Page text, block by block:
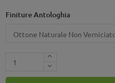
Finiture Antologhia